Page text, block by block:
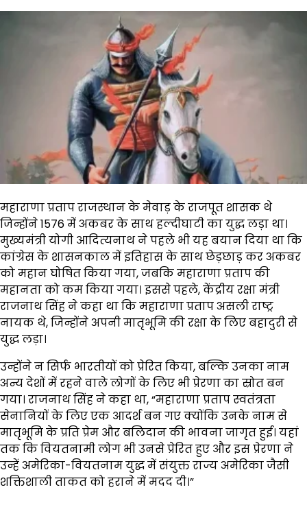
महाराणा प्रताप राजस्थान के मेवाड़ के राजपूत शासक थे
जिन्होंने 1576 में अकबर के साथ हल्दीघाटी का युद्ध लड़ा था।
मुख्यमंत्री योगी आदित्यनाथ ने पहले भी यह बयान दिया था कि
कांग्रेस के शासनकाल में इतिहास के साथ छेड़छाड़ कर अकबर
को महान घोषित किया गया, जबकि महाराणा प्रताप की
महानता को कम किया गया। इससे पहले, केंद्रीय रक्षा मंत्री
राजनाथ सिंह ने कहा था कि महाराणा प्रताप असली राष्ट्र
नायक थे, जिन्होंने अपनी मातृभूमि की रक्षा के लिए बहादुरी से
युद्ध लड़ा।
उन्होंने न सिर्फ भारतीयों को प्रेरित किया, बल्कि उनका नाम
अन्य देशों में रहने वाले लोगों के लिए भी प्रेरणा का स्रोत बन
गया। राजनाथ सिंह ने कहा था, “महाराणा प्रताप स्वतंत्रता
सेनानियों के लिए एक आदर्श बन गए क्योंकि उनके नाम से
मातृभूमि के प्रति प्रेम और बलिदान की भावना जागृत हुई। यहां
तक कि वियतनामी लोग भी उनसे प्रेरित हुए और इस प्रेरणा ने
उन्हें अमेरिका-वियतनाम युद्ध में संयुक्त राज्य अमेरिका जैसी
शक्तिशाली ताकत को हराने में मदद दी।”